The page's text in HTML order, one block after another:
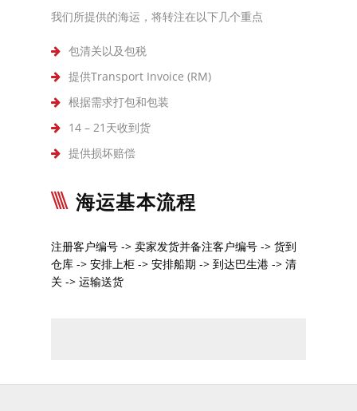
我们所提供的海运，将转注在以下几个重点
包清关以及包税
提供Transport Invoice (RM)
根据需求打包和包装
14 – 21天收到货
提供损坏赔偿
海运基本流程
注册客户编号 -> 卖家发货并备注客户编号 -> 货到
仓库 -> 安排上柜 -> 安排船期 -> 到达巴生港 -> 清
关 -> 运输送货